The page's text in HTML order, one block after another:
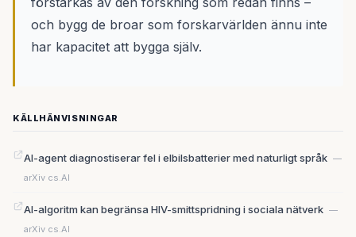
och bygg de broar som forskarvärlden ännu inte
har kapacitet att bygga själv.
KÄLLHÄNVISNINGAR
AI-agent diagnostiserar fel i elbilsbatterier med naturligt språk —
arXiv cs.AI
AI-algoritm kan begränsa HIV-smittspridning i sociala nätverk —
arXiv cs.AI